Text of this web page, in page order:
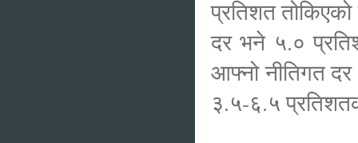
प्रतिशत
दर भने ५.०
आफ्नो नीतिगत
३.५-६.५